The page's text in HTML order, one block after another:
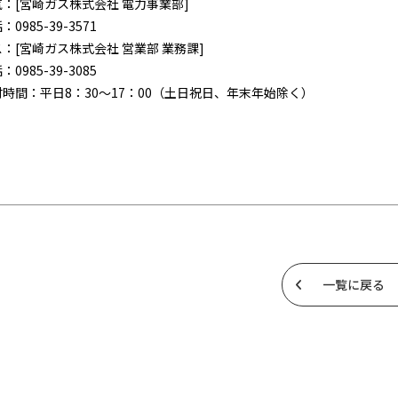
0985-39-3571
[宮崎ガス株式会社 営業部 業務課]
0985-39-3085
間：平日8：30～17：00（土日祝日、年末年始除く）
一覧に戻る